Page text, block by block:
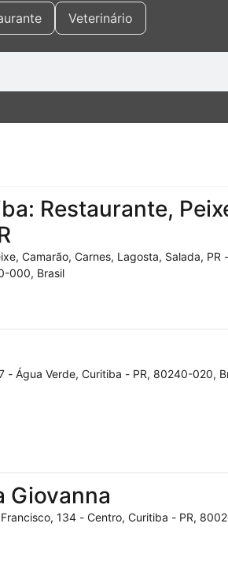
Veterinário
Restaurante,
Camarão, Carnes, Lagosta, Salada,
000, Brasil
- Água Verde, Curitiba - PR, 80240-020,
Giovanna
134 - Centro, Curitiba - PR,